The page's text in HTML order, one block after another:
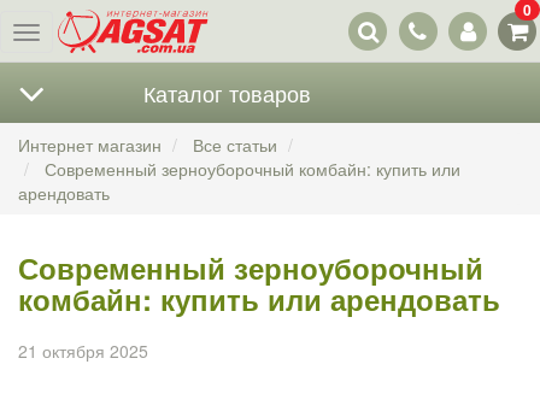
Меню
Наши
контакты
0
Каталог товаров
Интернет магазин
Все статьи
Современный зерноуборочный комбайн: купить или
арендовать
Современный зерноуборочный
комбайн: купить или арендовать
21 октября 2025